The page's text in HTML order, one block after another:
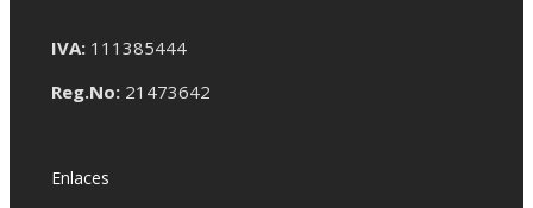
IVA:111385444
Reg.No:21473642
Enlaces